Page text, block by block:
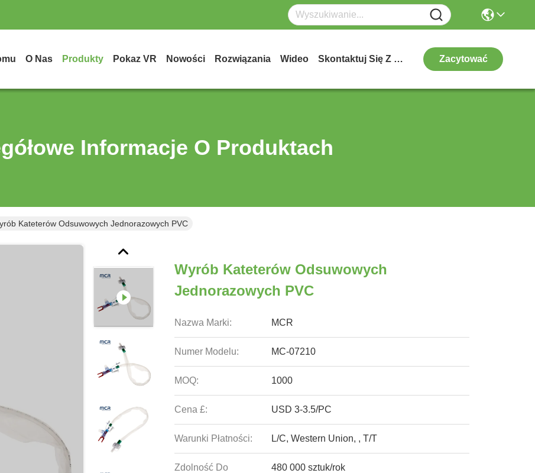
O Nas Produkty Pokaz VR Nowości Rozwiązania Wideo Skontaktuj Się Z Nami Zacytować
Informacje O Produktach
Kateterów Odsuwowych Jednorazowych PVC
Wyrób Kateterów Odsuwowych
Jednorazowych PVC
Nazwa Marki: MCR
Numer Modelu: MC-07210
MOQ: 1000
Cena £: USD 3-3.5/PC
Warunki Płatności: L/C, Western Union, , T/T
Zdolność Do
480 000 sztuk/rok